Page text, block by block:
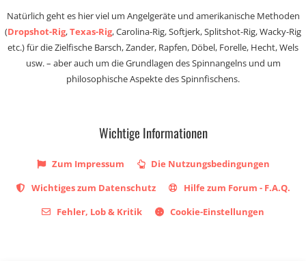
Natürlich geht es hier viel um Angelgeräte und amerikanische Methoden
(Dropshot-Rig,Texas-Rig, Carolina-Rig, Softjerk, Splitshot-Rig, Wacky-Rig
etc.) für die Zielfische Barsch, Zander, Rapfen, Döbel, Forelle, Hecht, Wels
usw. – aber auch um die Grundlagen des Spinnangelns und um
philosophische Aspekte des Spinnfischens.
Wichtige Informationen
Zum Impressum
Die Nutzungsbedingungen
Wichtiges zum Datenschutz
Hilfe zum Forum - F.A.Q.
Fehler, Lob & Kritik
Cookie-Einstellungen